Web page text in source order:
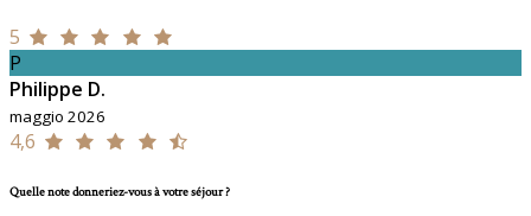
5
P
Philippe D.
maggio 2026
4,6
Quelle note donneriez-vous à votre séjour ?